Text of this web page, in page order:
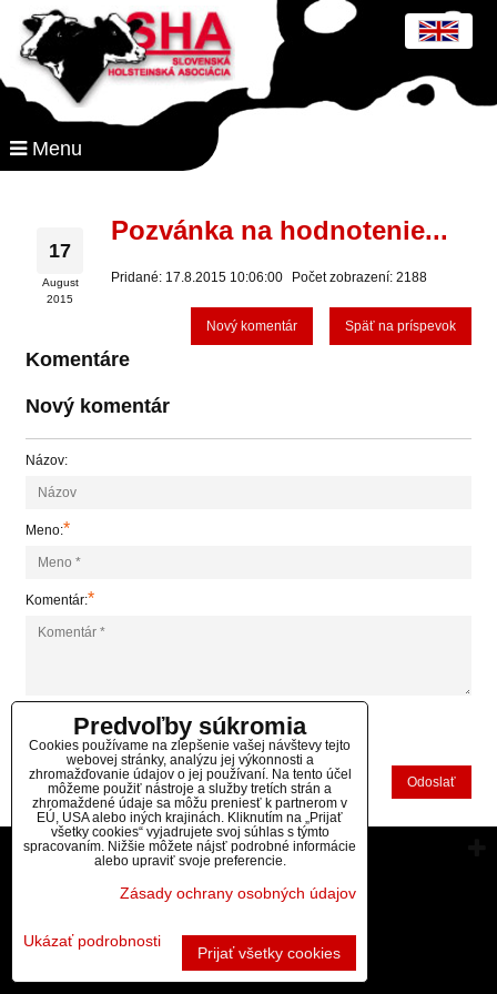
Menu
17
August
2015
Pozvánka na hodnotenie...
Pridané: 17.8.2015 10:06:00 Počet zobrazení: 2188
Späť na príspevok
Nový komentár
Komentáre
Nový komentár
Názov:
Meno:*
Komentár:*
*(Povinné)
Odoslať
Vytvorené pomocou:BiznisWeb.sk
Predvoľby súkromia
Cookies používame na zlepšenie vašej návštevy tejto
webovej stránky, analýzu jej výkonnosti a
zhromažďovanie údajov o jej používaní. Na tento účel
môžeme použiť nástroje a služby tretích strán a
zhromaždené údaje sa môžu preniesť k partnerom v
EÚ, USA alebo iných krajinách. Kliknutím na „Prijať
všetky cookies“ vyjadrujete svoj súhlas s týmto
spracovaním. Nižšie môžete nájsť podrobné informácie
alebo upraviť svoje preferencie.
Zásady ochrany osobných údajov
Ukázať podrobnosti
Prijať všetky cookies